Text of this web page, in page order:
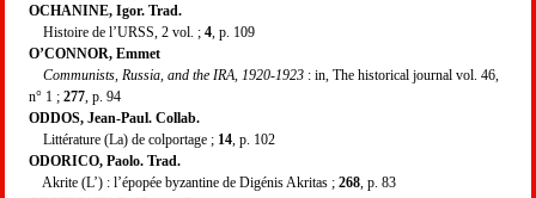
OCHANINE, Igor. Trad.
Histoire de l’URSS, 2 vol. ; 4 , p. 109
O’CONNOR, Emmet
Communists, Russia, and the IRA, 1920-1923 : in, The historical journal vol. 46,
n° 1 ; 277 , p. 94
ODDOS, Jean-Paul. Collab.
Littérature (La) de colportage ; 14 , p. 102
ODORICO, Paolo. Trad.
Akrite (L’) : l’épopée byzantine de Digénis Akritas ; 268 , p. 83